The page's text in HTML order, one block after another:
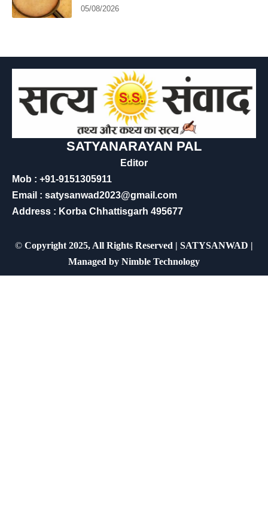
05/08/2026
SATYANARAYAN PAL
Editor
Mob : +91-9151305911
Email : satysanwad2023@gmail.com
Address : Korba Chhattisgarh 495677
© Copyright 2025, All Rights Reserved | SATYSANWAD |
Managed by Nimble Technology